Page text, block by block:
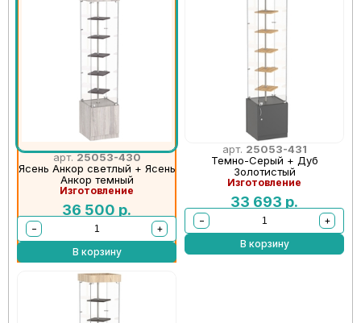
арт.25053-430
Ясень Анкор светлый + Ясень
Анкор темный
Изготовление
36 500 р.
−
+
В корзину
арт. 25053-431
Темно-Серый + Дуб
Золотистый
Изготовление
33 693 р.
−
+
В корзину